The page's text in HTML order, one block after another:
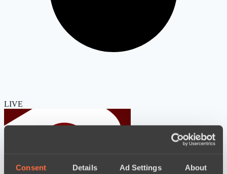
Consent Details Ad Settings About
LIVE